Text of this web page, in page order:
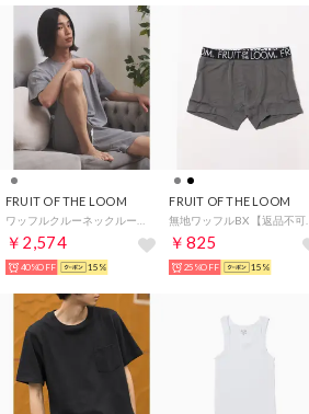
FRUIT OF THE LOOM
￥2,574
40%OFF 15%
FRUIT OF THE LOOM
￥825
25%OFF 15%